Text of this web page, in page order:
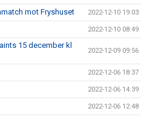
mot Fryshuset 2022-12-10 19:03
2022-12-10 08:49
15 december kl
2022-12-09 09:56
2022-12-06 18:37
2022-12-06 14:39
2022-12-06 12:48